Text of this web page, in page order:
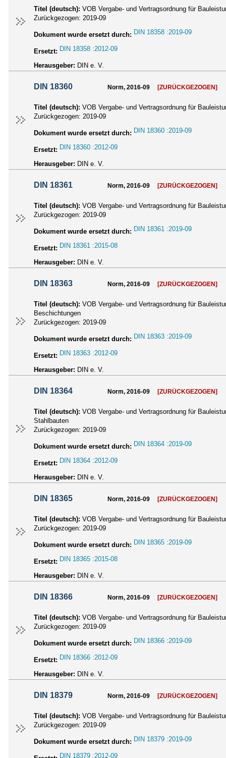
Titel (deutsch): VOB Vergabe- und Vertragsordnung für
Zurückgezogen: 2019-09
Dokument wurde ersetzt durch: DIN 18358 :2019-09
Ersetzt: DIN 18358 :2012-09
Herausgeber: DIN e. V.
DIN 18360 Norm, 2016-09 [ZURÜCKGEZOGEN]
Titel (deutsch): VOB Vergabe- und Vertragsordnung für
Zurückgezogen: 2019-09
Dokument wurde ersetzt durch: DIN 18360 :2019-09
Ersetzt: DIN 18360 :2012-09
Herausgeber: DIN e. V.
DIN 18361 Norm, 2016-09 [ZURÜCKGEZOGEN]
Titel (deutsch): VOB Vergabe- und Vertragsordnung für
Zurückgezogen: 2019-09
Dokument wurde ersetzt durch: DIN 18361 :2019-09
Ersetzt: DIN 18361 :2015-08
Herausgeber: DIN e. V.
DIN 18363 Norm, 2016-09 [ZURÜCKGEZOGEN]
Titel (deutsch): VOB Vergabe- und Vertragsordnung für
Beschichtungen
Zurückgezogen: 2019-09
Dokument wurde ersetzt durch: DIN 18363 :2019-09
Ersetzt: DIN 18363 :2012-09
Herausgeber: DIN e. V.
DIN 18364 Norm, 2016-09 [ZURÜCKGEZOGEN]
Titel (deutsch): VOB Vergabe- und Vertragsordnung für
Stahlbauten
Zurückgezogen: 2019-09
Dokument wurde ersetzt durch: DIN 18364 :2019-09
Ersetzt: DIN 18364 :2012-09
Herausgeber: DIN e. V.
DIN 18365 Norm, 2016-09 [ZURÜCKGEZOGEN]
Titel (deutsch): VOB Vergabe- und Vertragsordnung für
Zurückgezogen: 2019-09
Dokument wurde ersetzt durch: DIN 18365 :2019-09
Ersetzt: DIN 18365 :2015-08
Herausgeber: DIN e. V.
DIN 18366 Norm, 2016-09 [ZURÜCKGEZOGEN]
Titel (deutsch): VOB Vergabe- und Vertragsordnung für
Zurückgezogen: 2019-09
Dokument wurde ersetzt durch: DIN 18366 :2019-09
Ersetzt: DIN 18366 :2012-09
Herausgeber: DIN e. V.
DIN 18379 Norm, 2016-09 [ZURÜCKGEZOGEN]
Titel (deutsch): VOB Vergabe- und Vertragsordnung für
Zurückgezogen: 2019-09
Dokument wurde ersetzt durch: DIN 18379 :2019-09
DIN 18379 :2012-09